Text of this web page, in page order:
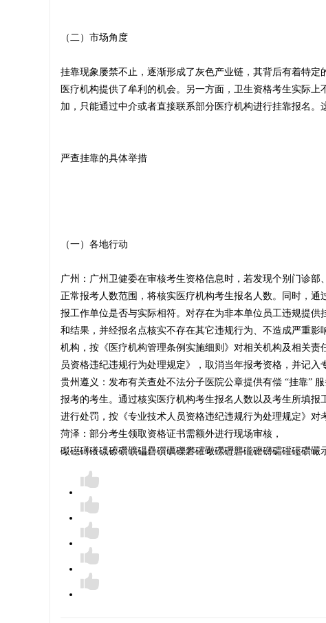
（二）市场角度
挂靠现象屡禁不止，逐渐形成了灰色产业链，其背后有着特
医疗机构提供了牟利的机会。另一方面，卫生资格考生实际
加，只能通过中介或者直接联系部分医疗机构进行挂靠报名
严查挂靠的具体举措
（一）各地行动
广州：广州卫健委在审核考生资格信息时，若发现个别门诊
正常报考人数范围，将核实医疗机构考生报名人数。同时，
报工作单位是否与实际相符。对存在为非本单位员工违规提
和结果，并经报名点核实不存在其它违规行为、不造成严重
机构，按《医疗机构管理条例实施细则》对相关机构及相关
员资格违纪违规行为处理规定》，取消当年报考资格，并记入
贵州遵义：发布有关查处不法分子医院公章提供有偿 “挂靠”
报考的考生。通过核实医疗机构考生报名人数以及考生所填
进行处罚，按《专业技术人员资格违纪违规行为处理规定》
菏泽：部分考生领取资格证书需额外进行现场审核，
礟礠礡礢礣礤礥礦礧礨礩礪礫礬礭礮礯礰礱礲礳礴礵礶礷礸礹